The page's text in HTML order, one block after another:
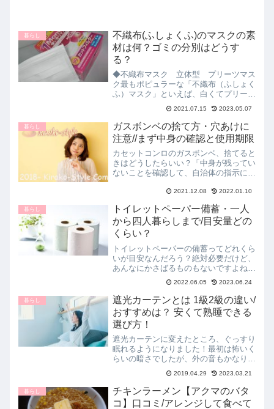
暮らし
不織布(ふしょくふ)のマスクの素
材は何？ゴミの分別はどうす
る？
◆不織布マスク 立体型 プリーツマス
ク最もポピュラーな「不織布（ふしょく
ふ）マスク」といえば、白くてプリーツ
状になっているものですね。おなじみに
なった不織布マスク、やはり飛沫を防止
するにはもっとも性能がよいと、理化学
研究所や長崎大学などでも...
2021.07.15 2023.05.07
暮らし
ガスボンベの捨て方・穴あけに
注意//まず中身の確認と使用期限
カセットコンロのガスボンベ、捨てると
きはどうしたらいい？「中身が残ってい
ないことを確認して、自治体の指示に」
ンベの捨て方を徹底調査しました。安心
して捨てられるよう、中身があるかどう
かの確認の仕方、中身の抜...
2021.12.08 2022.01.10
暮らし
トイレットペーパー備蓄・一人
から四人暮らしまで/目安量どの
くらい？
トイレットペーパーの備蓄ってどれくら
いが目安なんだろう？絶対必要だけど、
あんなにかさばるものもないですよね。
そこで、トイレットペーパーの備蓄の目
安を、経済産業省の推奨量や、なぜ1か
月でいいのかなどを整理して、一人暮ら
しならどれくらい？家族が...
2022.06.05 2023.06.24
暮らし
遮光カーテンとは 1級2級の違い/
おすすめは？ 安くて熟睡できる
選び方！
遮光カーテンに変えたところ、ぐっすり
眠れるようになりました！最初は怖いく
らいの暗さでしたが、外の音もかなり静
かになって。気が付けば朝になって目覚
めている、そしてスッキリ感がありま
す。ホームセンターで買った安いカーテ
ンでしたが、とっても満足。...
2019.04.29 2023.03.21
暮らし
チキンラーメン【アクマのバタ
コ】口コミ/アレンジして食べて